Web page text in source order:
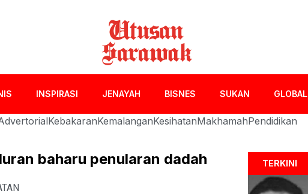
INSPIRASI JENAYAH BISNES SUKAN GLOBAL
KebakaranKemalanganKesihatanMakhamahPendidikan
baharu penularan dadah
TERKINI